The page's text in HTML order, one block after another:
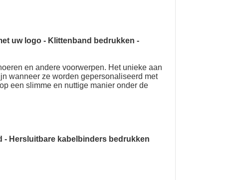
uw logo - Klittenband bedrukken -
en andere voorwerpen. Het unieke aan
wanneer ze worden gepersonaliseerd met
een slimme en nuttige manier onder de
- Hersluitbare kabelbinders bedrukken